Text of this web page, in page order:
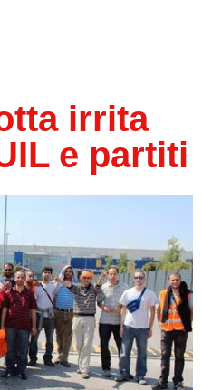
irrita
e partiti